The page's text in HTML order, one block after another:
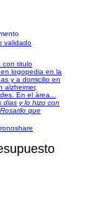
validado
con titulo
logopedia en la
y a domicilio en
alzheimer,
En el área...
dias y lo hizo con
que